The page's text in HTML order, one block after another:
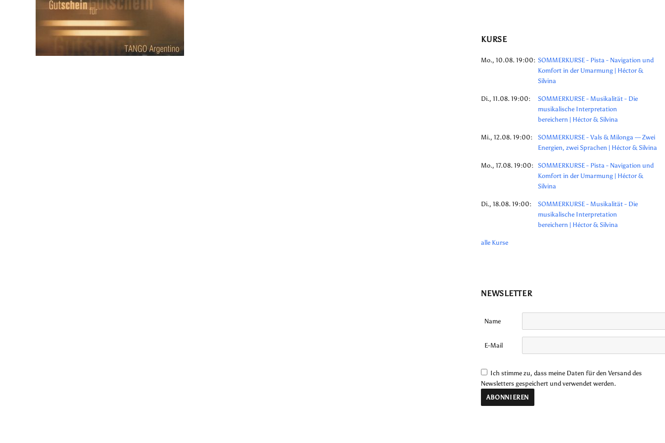
KURSE
Mo., 10.08. 19:00: SOMMERKURSE - Pista - Navigation und
Komfort in der Umarmung | Héctor &
Silvina
Di., 11.08. 19:00:
SOMMERKURSE - Musikalität - Die
musikalische Interpretation
bereichern | Héctor & Silvina
Mi., 12.08. 19:00:
SOMMERKURSE - Vals & Milonga — Zwei
Energien, zwei Sprachen | Héctor & Silvina
Mo., 17.08. 19:00: SOMMERKURSE - Pista - Navigation und
Komfort in der Umarmung | Héctor &
Silvina
Di., 18.08. 19:00:
SOMMERKURSE - Musikalität - Die
musikalische Interpretation
bereichern | Héctor & Silvina
alle Kurse
NEWSLETTER
Name
E-Mail
Ich stimme zu, dass meine Daten für den Versand des
Newsletters gespeichert und verwendet werden.